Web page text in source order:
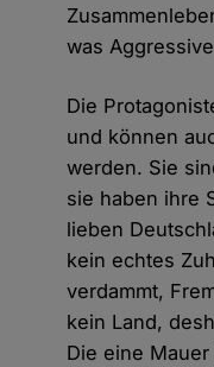
was
Die
und können
werden. Sie
sie haben ihre
lieben
kein echtes
verdammt,
kein Land,
Die eine